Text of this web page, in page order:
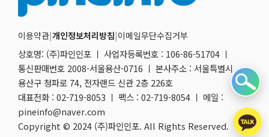
이용약관|개인정보처리방침|이메일무단수집거부
상호명: (주)파인인포 ㅣ 사업자등록번호 : 106-86-51704 ㅣ
통신판매번호 2008-서울용산-0716 ㅣ 본사주소 : 서울특별시
용산구 청파로 74, 전자랜드 신관 2층 226호
대표전화 : 02-719-8053 ㅣ 팩스 : 02-719-8054 ㅣ 메일 :
pineinfo@naver.com
Copyright © 2024 (주)파인인포. All Rights Reserved.